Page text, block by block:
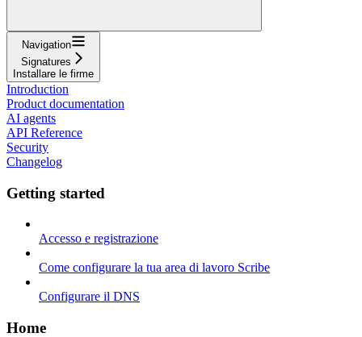
Navigation
Signatures
Installare le firme
Introduction
Product documentation
AI agents
API Reference
Security
Changelog
Getting started
Accesso e registrazione
Come configurare la tua area di lavoro Scribe
Configurare il DNS
Home